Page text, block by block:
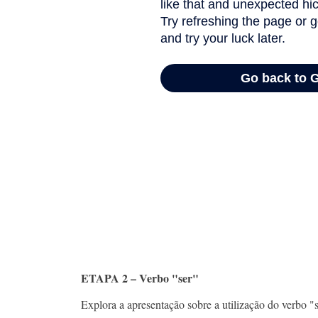
ETAPA 2 – Verbo "ser"
Explora a apresentação sobre a utilização do verbo